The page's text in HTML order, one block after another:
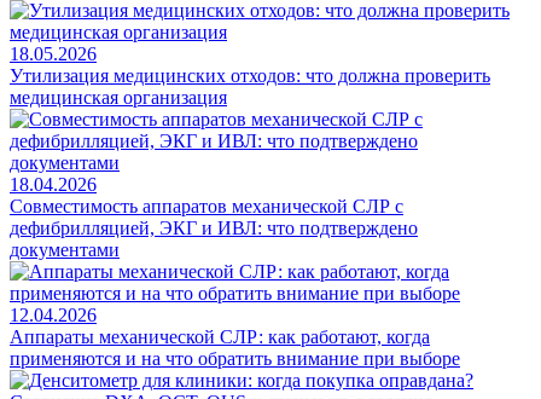
18.05.2026
Утилизация медицинских отходов: что должна проверить
медицинская организация
18.04.2026
Совместимость аппаратов механической СЛР с
дефибрилляцией, ЭКГ и ИВЛ: что подтверждено
документами
12.04.2026
Аппараты механической СЛР: как работают, когда
применяются и на что обратить внимание при выборе